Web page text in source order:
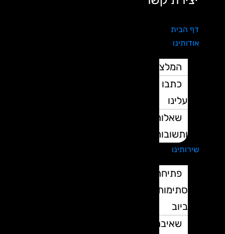
דף הבית
אודותינו
המלצות
כתבו
עלינו
שאלות
ותשובות
שירותינו
פתיחת
סתימות
ביוב
שאיבת